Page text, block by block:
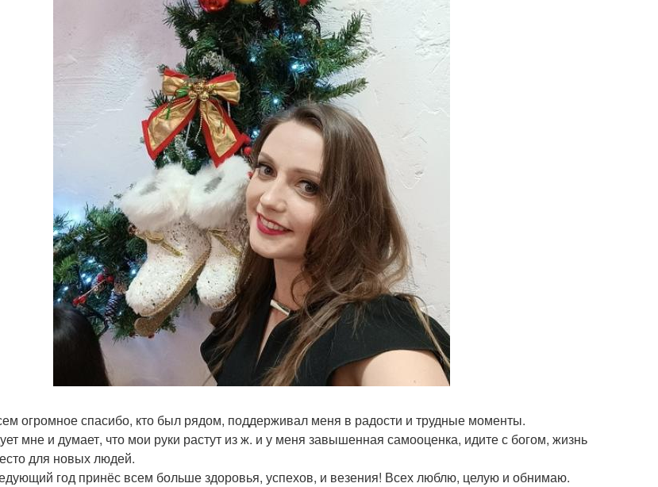
огромное спасибо, кто был рядом, поддерживал меня в радости и трудные моменты.
мне и думает, что мои руки растут из ж. и у меня завышенная самооценка, идите с богом, жизнь
для новых людей.
год принёс всем больше здоровья, успехов, и везения! Всех люблю, целую и обнимаю.